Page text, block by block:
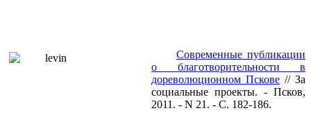
Современные публикации
о благотворительности в
дореволюционном Пскове // За
социальные проекты. - Псков,
2011. - N 21. - С. 182-186.